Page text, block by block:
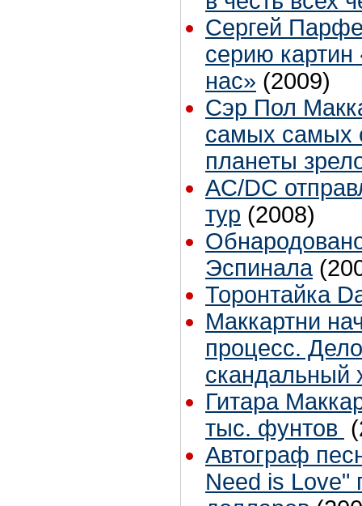
Сергей
серию картин
нас» (2009)
Сэр Пол
самых самых
планеты
AC/DC
тур (2008)
Эспинала
Торонтайка
Маккартни
процесс.
скандальный
Гитара
тыс. фунтов
Автограф
Need is Love"